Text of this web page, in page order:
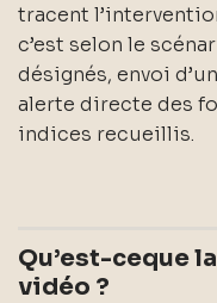
tracent
c’est selon le
désignés, envoi
alerte directe des
indices recueillis.
Qu’est-ceque
vidéo ?